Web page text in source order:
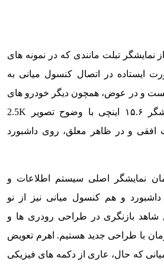
نمایشگر تبلت مانندی که در نمونه های
ایستاده در اتصال کنسول میانی به
و در عوض، همچون دیگر خودرو های
جدید چینی، از یک نمایشگر ۱۵.۶ اینچی با وضوح تصویر 2.5K
افقی و در ظاهر معلق، روی داشبورد
نمایشگر اصلی سیستم اطلاعات و
و هم کنسول میانی نیز از نو
شاهد بازنگری در طراحی رودری ها و
با طراحی جدید هستیم. اهرم تعویض
که حال، عاری از دکمه های فیزیکی